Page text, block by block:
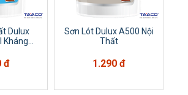
Dulux
đ
Sơn Lót Dulux A500 Nội
Thất
1.290 đ